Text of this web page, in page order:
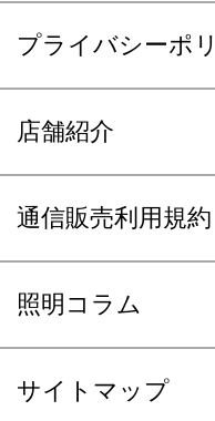
プライバシーポ
店舗紹介
通信販売利用規約
照明コラム
サイトマップ